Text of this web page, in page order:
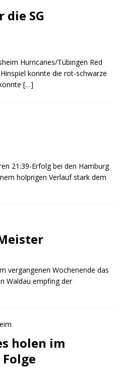
SG
Hurricanes/Tübingen Red
konnte die rot-schwarze
[…]
21:39-Erfolg bei den Hamburg
holprigen Verlauf stark dem
vergangenen Wochenende das
Waldau empfing der
holen im